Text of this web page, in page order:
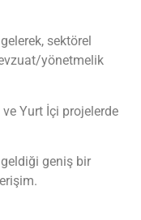
sektörel
yönetmelik
Yurt İçi projelerde
geniş bir